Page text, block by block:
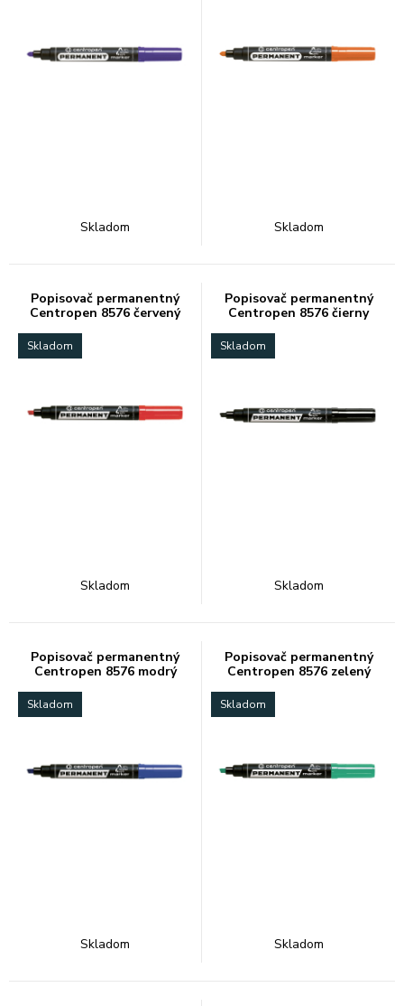
Skladom Skladom
Popisovač permanentný
Centropen 8576 červený
Skladom
Skladom
Popisovač permanentný
Centropen 8576 čierny
Skladom
Skladom
Popisovač permanentný
Centropen 8576 modrý
Skladom
Skladom
Popisovač permanentný
Centropen 8576 zelený
Skladom
Skladom